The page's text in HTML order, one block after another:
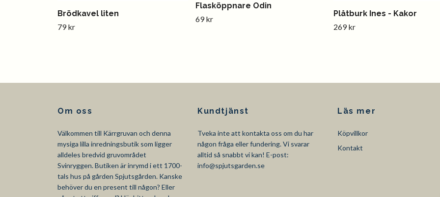
Brödkavel liten
79 kr
Flasköppnare Odin
69 kr
Plåtburk Ines - Kakor
269 kr
Om oss
Välkommen till Kärrgruvan och denna
mysiga lilla inredningsbutik som ligger
alldeles bredvid gruvområdet
Svinryggen. Butiken är inrymd i ett 1700-
tals hus på gården Spjutsgården. Kanske
behöver du en present till någon? Eller
Kundtjänst
Tveka inte att kontakta oss om du har
någon fråga eller fundering. Vi svarar
alltid så snabbt vi kan! E-post:
info@spjutsgarden.se
Läs mer
Köpvillkor
Kontakt